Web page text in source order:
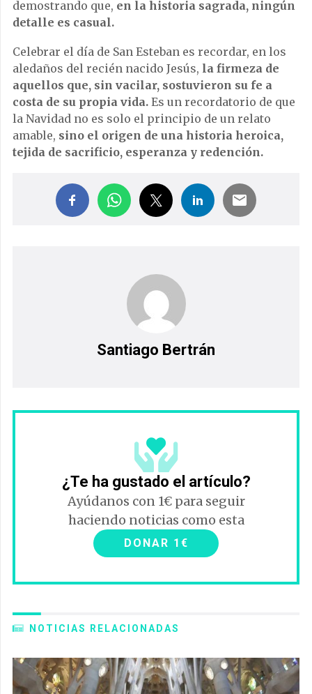
demostrando que, en la historia sagrada, ningún
detalle es casual.
Celebrar el día de San Esteban es recordar, en los
aledaños del recién nacido Jesús, la firmeza de
aquellos que, sin vacilar, sostuvieron su fe a
costa de su propia vida. Es un recordatorio de que
la Navidad no es solo el principio de un relato
amable, sino el origen de una historia heroica,
tejida de sacrificio, esperanza y redención.
Santiago Bertrán
¿Te ha gustado el artículo?
Ayúdanos con 1€ para seguir
haciendo noticias como esta
DONAR 1€
NOTICIAS RELACIONADAS